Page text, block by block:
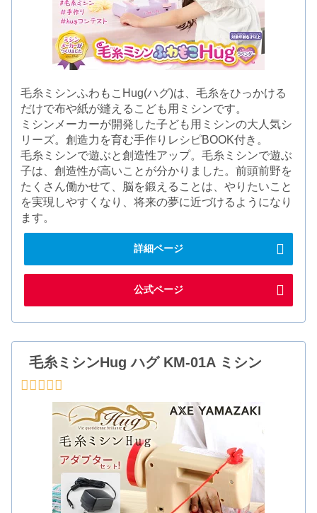
毛糸ミシンふわもこHug(ハグ)は、毛糸をひっかける
だけで布や紙が縫えるこども用ミシンです。
ミシンメーカーが開発した子ども用ミシンの大人気シ
リーズ。創造力を育む手作りレシピBOOK付き。
毛糸ミシンで遊ぶと創造性アップ。毛糸ミシンで遊ぶ
子は、創造性が高いことが分かりました。前頭前野を
たくさん働かせて、脳を鍛えることは、やりたいこと
を実現しやすくなり、将来の夢に近づけるようになり
ます。
詳細ページ
公式ページ
毛糸ミシンHug ハグ KM-01A ミシン